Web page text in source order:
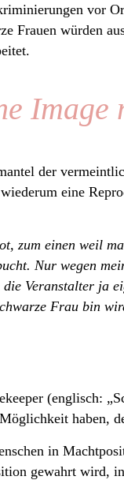
vor
Frauen würden
der
eine
zum einen weil
Nur wegen
die Veranstalter ja
Frau bin
(englisch:
haben,
in
gewahrt wird,